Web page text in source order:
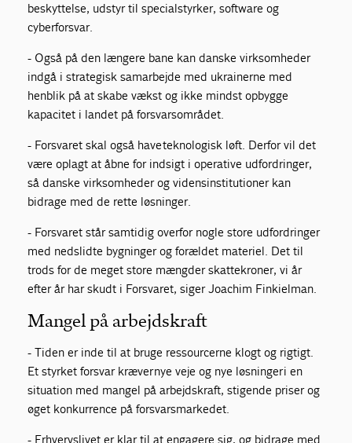
beskyttelse, udstyr til specialstyrker, software og
cyberforsvar.
- Også på den længere bane kan danske virksomheder
indgå i strategisk samarbejde med ukrainerne med
henblik på at skabe vækst og ikke mindst opbygge
kapacitet i landet på forsvarsområdet.
- Forsvaret skal også have teknologisk løft. Derfor vil det
være oplagt at åbne for indsigt i operative udfordringer,
så danske virksomheder og vidensinstitutioner kan
bidrage med de rette løsninger.
- Forsvaret står samtidig overfor nogle store udfordringer
med nedslidte bygninger og forældet materiel. Det til
trods for de meget store mængder skattekroner, vi år
efter år har skudt i Forsvaret, siger Joachim Finkielman.
Mangel på arbejdskraft
- Tiden er inde til at bruge ressourcerne klogt og rigtigt.
Et styrket forsvar kræver nye veje og nye løsninger i en
situation med mangel på arbejdskraft, stigende priser og
øget konkurrence på forsvarsmarkedet.
- Erhvervslivet er klar til at engagere sig, og bidrage med